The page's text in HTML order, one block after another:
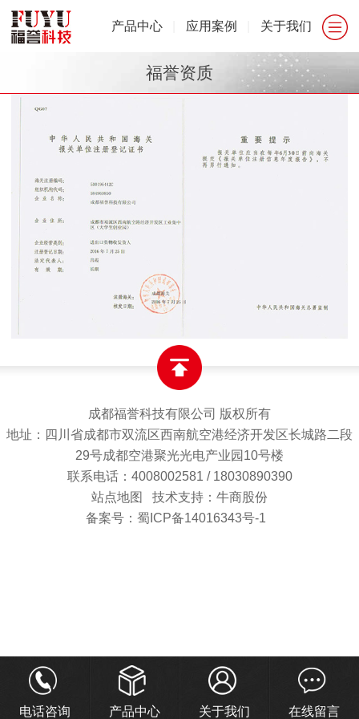
产品中心 应用案例 关于我们
福誉资质
成都福誉科技有限公司 版权所有
地址：四川省成都市双流区西南航空港经济开发区长城路二段
29号成都空港聚光光电产业园10号楼
联系电话：4008002581 / 18030890390
站点地图
技术支持：牛商股份
备案号：蜀ICP备14016343号-1
电话咨询 产品中心 关于我们 在线留言